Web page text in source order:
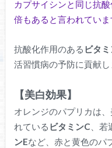
カプサイシンと同じ抗
倍もあると言われていま
抗酸化作用のある ビタミ
活習慣病の予防に貢献し
【美白効果】
オレンジのパプリカは
れている ビタミンC 、
ンEなど、赤と黄色のパ